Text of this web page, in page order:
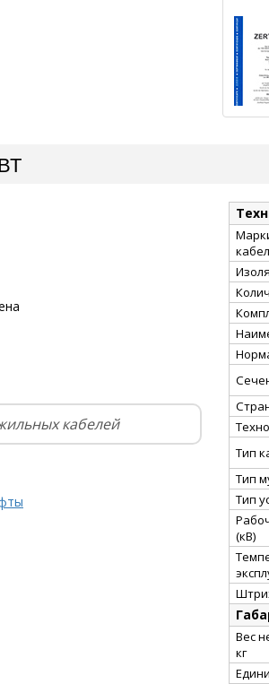
кабелей
Тип
Тип
Тип
(кВ)
Вес
кг